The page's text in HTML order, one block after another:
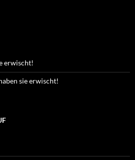
erwischt!
sie erwischt!